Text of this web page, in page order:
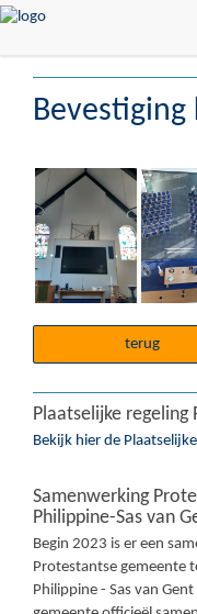
Bevestiging
terug
Plaatselijke regeling
Bekijk hier de
Samenwerking
Philippine-Sas van
Begin 2023 is er een
Protestantse gemeente
Philippine - Sas van